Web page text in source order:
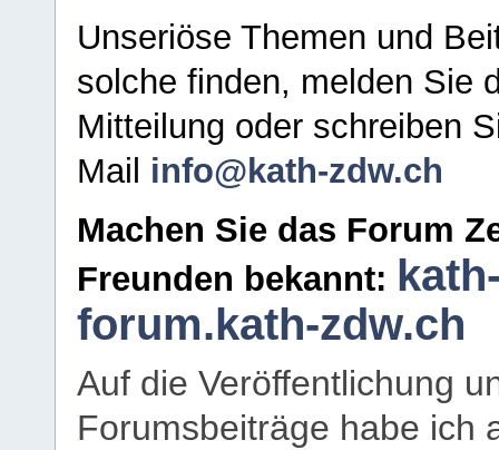
Unseriöse Themen und
solche finden, melden Sie
Mitteilung oder schreiben
Mail info@kath-zdw.ch
Machen Sie das Forum
Freunden bekannt:
forum.kath-zdw.ch
Auf die Veröffentlichung
Forumsbeiträge habe ich